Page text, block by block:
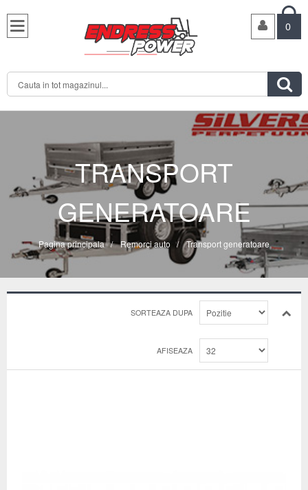

0

TRANSPORT
GENERATOARE
Pagina principala / Remorci auto / Transport generatoare
SORTEAZA DUPA
AFISEAZA